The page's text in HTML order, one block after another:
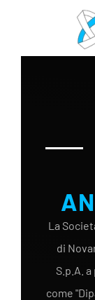
Skip to main
La
di
S.p.A.
come